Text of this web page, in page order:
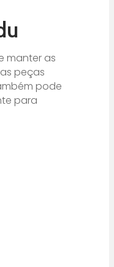
manter as
peças
pode
para